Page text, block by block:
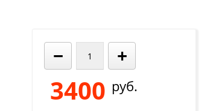
− +
3400 руб.